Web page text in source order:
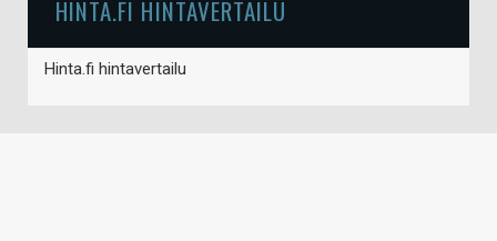
HINTA.FI HINTAVERTAILU
Hinta.fi hintavertailu